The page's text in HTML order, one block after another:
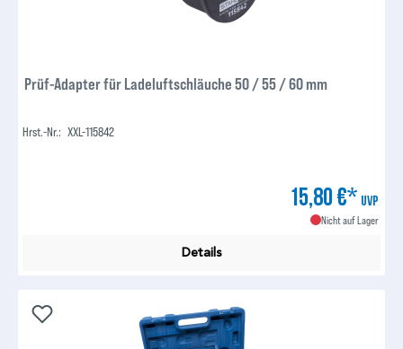
Prüf-Adapter für Ladeluftschläuche 50 / 55 / 60 mm
Hrst.-Nr.: XXL-115842
15,80 €* UVP
Nicht auf Lager
Details